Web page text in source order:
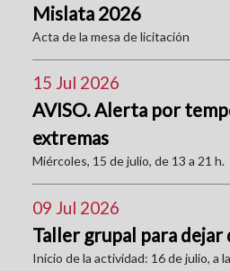
Mislata 2026
Acta de la mesa de licitación
15 Jul 2026
AVISO. Alerta por
extremas
Miércoles, 15 de julio, de 13 a 21 h.
09 Jul 2026
Taller grupal para dejar
Inicio de la actividad: 16 de julio, a